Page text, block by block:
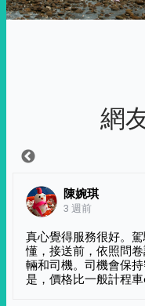
網
陳婉琪
3 週前
真心覺得服務很好。
懂，接送前，依照問
輛和司機。司機會保
是，價格比一般計程